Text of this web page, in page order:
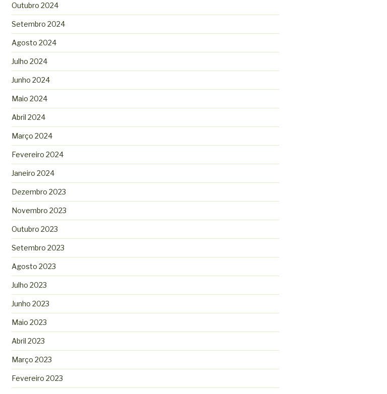
Outubro 2024
Setembro 2024
Agosto 2024
Julho 2024
Junho 2024
Maio 2024
Abril 2024
Março 2024
Fevereiro 2024
Janeiro 2024
Dezembro 2023
Novembro 2023
Outubro 2023
Setembro 2023
Agosto 2023
Julho 2023
Junho 2023
Maio 2023
Abril 2023
Março 2023
Fevereiro 2023